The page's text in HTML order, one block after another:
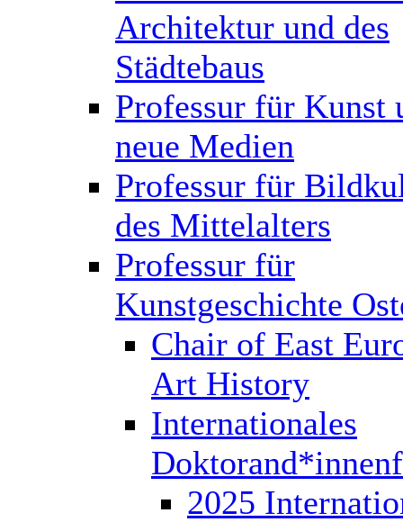
Architektur und des
Städtebaus
Professur für Kunst
neue Medien
Professur für
des Mittelalters
Professur für
Kunstgeschichte
Chair of East
Art History
Internationales
2025